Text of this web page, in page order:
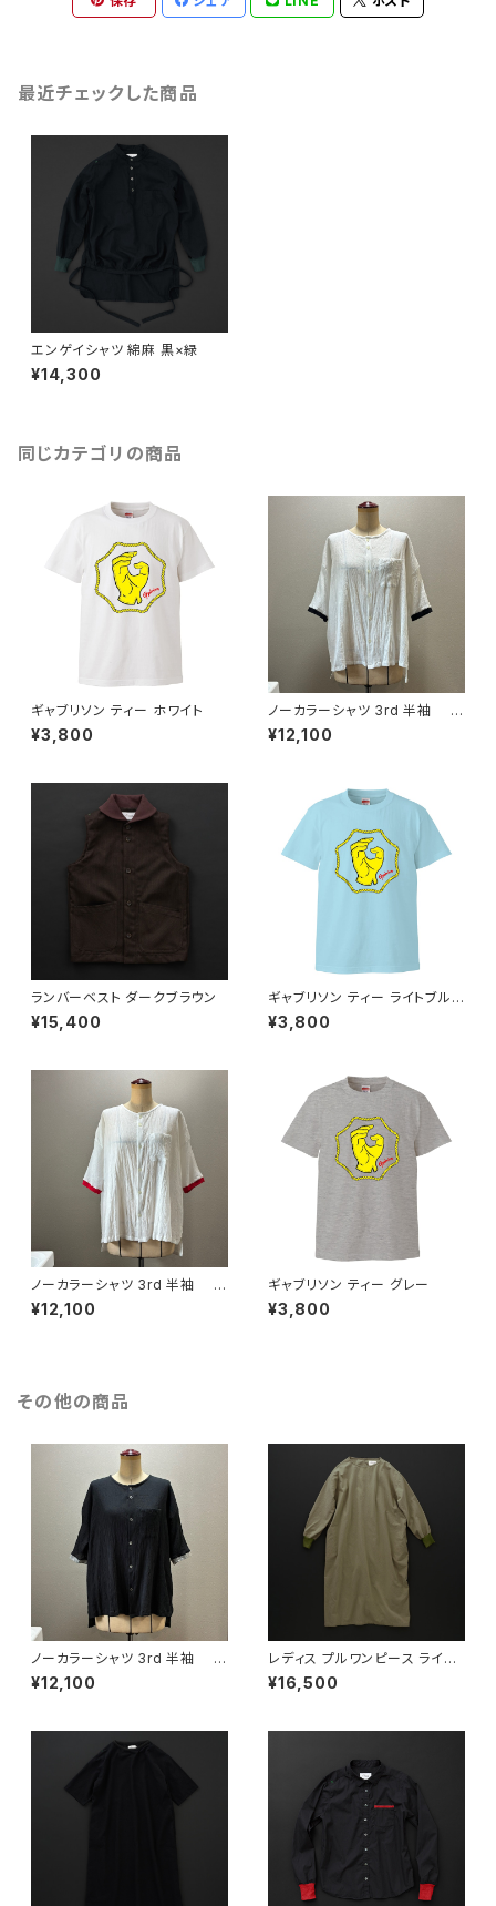
最近チェックした商品
エンゲイシャツ 綿麻 黒×緑
¥14,300
同じカテゴリの商品
ギャブリソン ティー ホワイト
¥3,800
ノーカラーシャツ 3rd 半袖 白
×黒
¥12,100
ランバーベスト ダークブラウン
¥15,400
ギャブリソン ティー ライトブル
ー
¥3,800
ノーカラーシャツ 3rd 半袖 白
×赤
¥12,100
ギャブリソン ティー グレー
¥3,800
その他の商品
ノーカラーシャツ 3rd 半袖 黒
×灰
¥12,100
レディス プルワンピース ライト
カーキ
¥16,500